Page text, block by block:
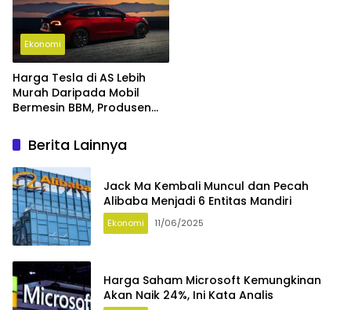
Ekonomi
Harga Tesla di AS Lebih
Murah Daripada Mobil
Bermesin BBM, Produsen
Berita Lainnya
Jack Ma Kembali Muncul dan Pecah
Alibaba Menjadi 6 Entitas Mandiri
Ekonomi 11/06/2025
Harga Saham Microsoft Kemungkinan
Akan Naik 24%, Ini Kata Analis